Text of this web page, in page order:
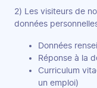
2) Les visiteurs de
données
Données
Réponse à la
Curriculum
un emploi)